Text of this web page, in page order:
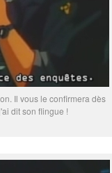
Il vous le confirmera dès
dit son flingue !